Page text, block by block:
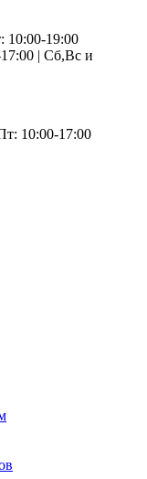
10:00-19:00
| Сб,Вс и
10:00-17:00